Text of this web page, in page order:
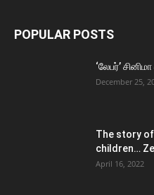
POPULAR POSTS
‘லேபர்’
December 25,
The story
children…
April 16, 2022